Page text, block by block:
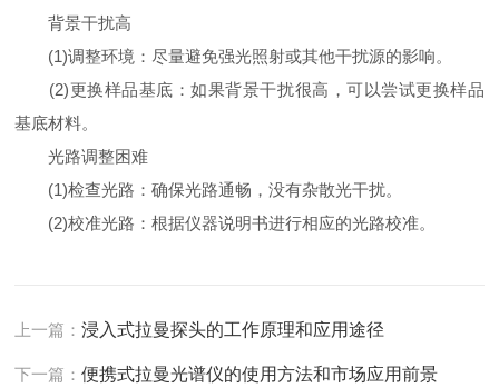
背景干扰高
(1)调整环境：尽量避免强光照射或其他干扰源的影响。
(2)更换样品基底：如果背景干扰很高，可以尝试更换样品
基底材料。
光路调整困难
(1)检查光路：确保光路通畅，没有杂散光干扰。
(2)校准光路：根据仪器说明书进行相应的光路校准。
上一篇：浸入式拉曼探头的工作原理和应用途径
下一篇：便携式拉曼光谱仪的使用方法和市场应用前景